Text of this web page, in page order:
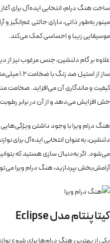
ساخت هنگ درام، انتخابی ایده‌آل برای
مینور به‌طور ذاتی، دارای حالتی
موسیقایی زیبا و احساسی کمک می‌کند.
علاوه بر گام دلنشین، جنس مرغوب نیز از
ساز از
کیفیت و ماندگاری آن می‌افزاید. ضخامت
خش افزایش می‌دهد و از آن در برابر
هنگ درام ویرا با وجود داشتن
دلنشین، به‌عنوان انتخابی ایده‌آل برای
می‌شود. اگر به‌دنبال سازی هستید که
آرامش‌بخش بپردازید، هنگ درام ویرا
کیتا پنتام مدل Eclipse
یکی از بهترین هنگ درام‌ها برای شروع